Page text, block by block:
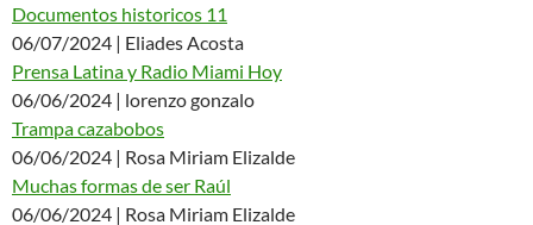
Documentos historicos 11
06/07/2024 | Eliades Acosta
Prensa Latina y Radio Miami Hoy
06/06/2024 | lorenzo gonzalo
Trampa cazabobos
06/06/2024 | Rosa Miriam Elizalde
Muchas formas de ser Raúl
06/06/2024 | Rosa Miriam Elizalde